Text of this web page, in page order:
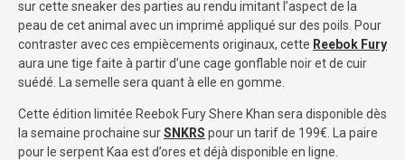
sur cette sneaker des parties au rendu imitant l’aspect de la
peau de cet animal avec un imprimé appliqué sur des poils. Pour
contraster avec ces empiècements originaux, cette Reebok Fury
aura une tige faite à partir d’une cage gonflable noir et de cuir
suédé. La semelle sera quant à elle en gomme.
Cette édition limitée Reebok Fury Shere Khan sera disponible dès
la semaine prochaine surSNKRS pour un tarif de 199€. La paire
pour le serpent Kaa est d’ores et déjà disponible en ligne.